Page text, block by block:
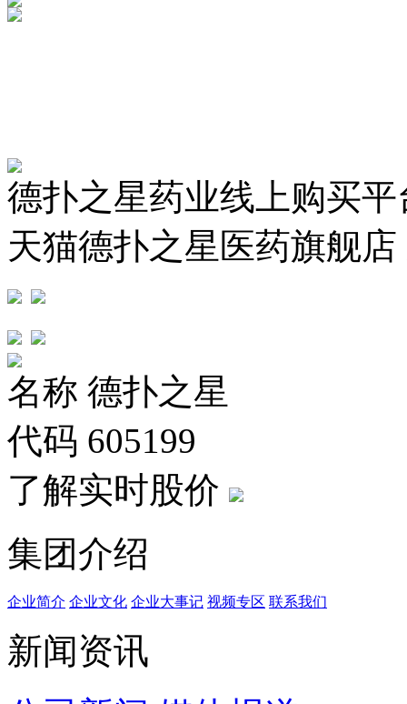
德扑之星药业线上购买平
天猫德扑之星医药旗舰
名称 德扑之星
代码 605199
了解实时股价
集团介绍
企业简介 企业文化 企业⼤事记 视频专区 联系我们
新闻资讯